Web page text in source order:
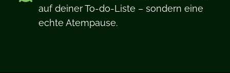
auf deiner To-do-Liste – sondern eine
echte Atempause.